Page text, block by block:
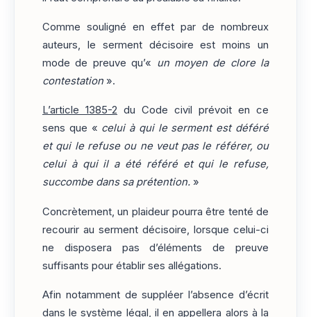
Comme souligné en effet par de nombreux
auteurs, le serment décisoire est moins un
mode de preuve qu’« un moyen de clore la
contestation ».
L’article 1385-2 du Code civil prévoit en ce
sens que « celui à qui le serment est déféré
et qui le refuse ou ne veut pas le référer, ou
celui à qui il a été référé et qui le refuse,
succombe dans sa prétention. »
Concrètement, un plaideur pourra être tenté de
recourir au serment décisoire, lorsque celui-ci
ne disposera pas d’éléments de preuve
suffisants pour établir ses allégations.
Afin notamment de suppléer l’absence d’écrit
dans le système légal, il en appellera alors à la